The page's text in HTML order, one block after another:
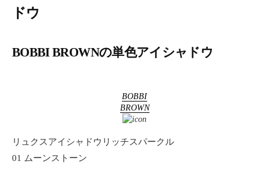
ドウ
BOBBI BROWNの単色アイシャドウ
BOBBI
BROWN
リュクスアイシャドウリッチスパークル
01 ムーンストーン